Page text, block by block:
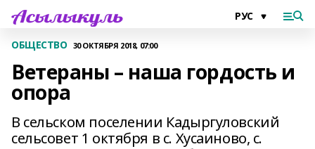
ОБЩЕСТВО 30 ОКТЯБРЯ 2018, 07:00
Ветераны – наша гордость и
опора
В сельском поселении Кадыргуловский
сельсовет 1 октября в с. Хусаиново, с.